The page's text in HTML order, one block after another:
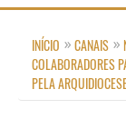
INÍCIO CANAIS
COLABORADORES
PELA